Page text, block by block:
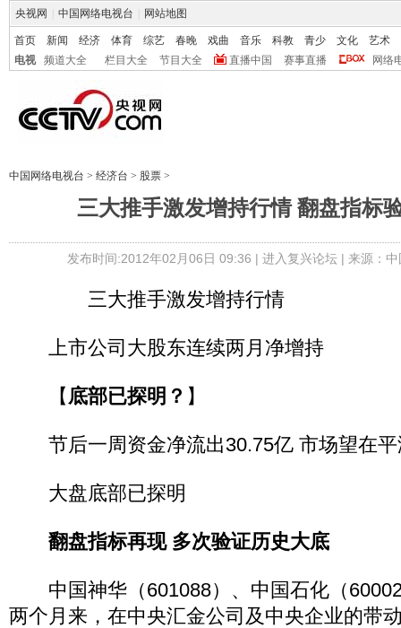
央视网 中国网络电视台 网站地图
首页 新闻 经济 体育 综艺 春晚 戏曲 音乐 科教 青少 文化
艺术
电视
频道大全 栏目大全 节目大全 直播中国 赛事直播 网络
中国网络电视台 > 经济台 > 股票 >
三大推手激发增持行情 翻盘指标
发布时间:2012年02月06日 09:36 | 进入复兴论坛| 来源：
三大推手激发增持行情
上市公司大股东连续两月净增持
【底部已探明？ 】
节后一周资金净流出30.75亿 市场望在平
大盘底部已探明
翻盘指标再现 多次验证历史大底
中国神华（601088）、中国石化（
两个月来，在中央汇金公司及中央企业的带